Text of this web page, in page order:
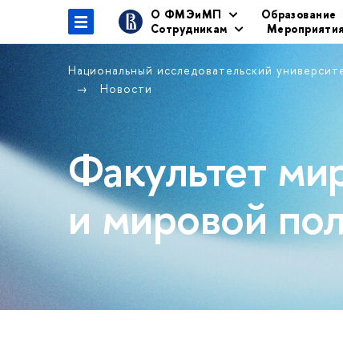
О ФМЭиМП Образование
Сотрудникам
Мероприятия
Национальный исследовательский
Новости
Факультет
и мировой